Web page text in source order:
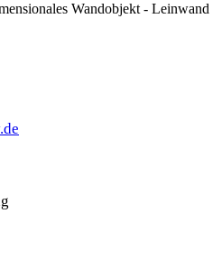
Wandobjekt - Leinwand